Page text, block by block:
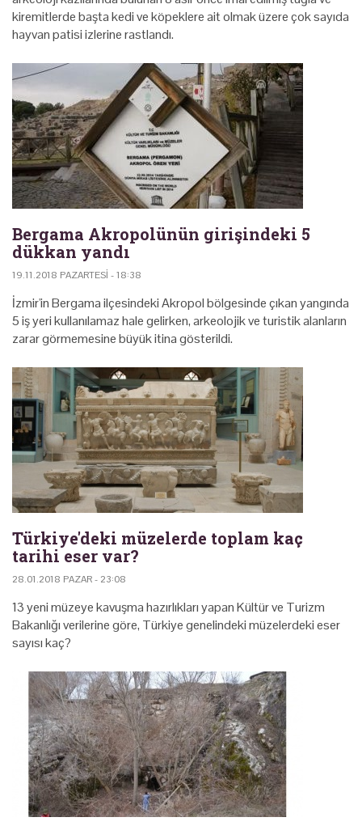
kiremitlerde başta kedi ve köpeklere ait olmak üzere çok sayıda
hayvan patisi izlerine rastlandı.
Bergama Akropolünün girişindeki 5
dükkan yandı
19.11.2018 PAZARTESI - 18:38
İzmir'in Bergama ilçesindeki Akropol bölgesinde çıkan yangında
5 iş yeri kullanılamaz hale gelirken, arkeolojik ve turistik alanların
zarar görmemesine büyük itina gösterildi.
Türkiye'deki müzelerde toplam kaç
tarihi eser var?
28.01.2018 PAZAR - 23:08
13 yeni müzeye kavuşma hazırlıkları yapan Kültür ve Turizm
Bakanlığı verilerine göre, Türkiye genelindeki müzelerdeki eser
sayısı kaç?